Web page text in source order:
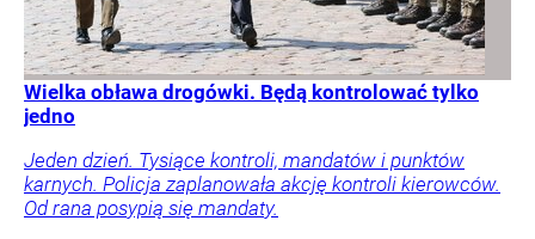
Wielka obława drogówki. Będą kontrolować tylko
jedno
Jeden dzień. Tysiące kontroli, mandatów i punktów
karnych. Policja zaplanowała akcję kontroli kierowców.
Od rana posypią się mandaty.